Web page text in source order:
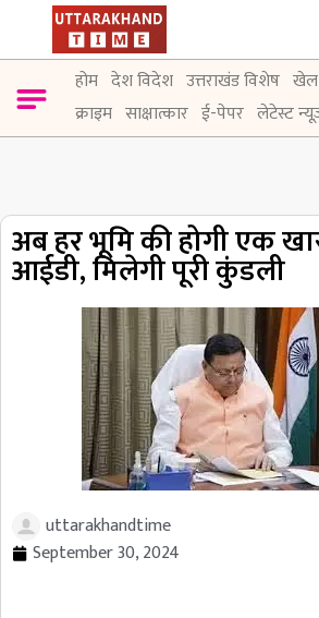
होम देश विदेश उत्तराखंड विशेष खेल
क्राइम साक्षात्कार ई-पेपर लेटेस्ट
अब हर भूमि की होगी एक
आईडी, मिलेगी पूरी कुंडली
uttarakhandtime
September 30, 2024